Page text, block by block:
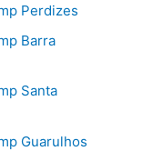
Perdizes
Barra
Santa
Guarulhos